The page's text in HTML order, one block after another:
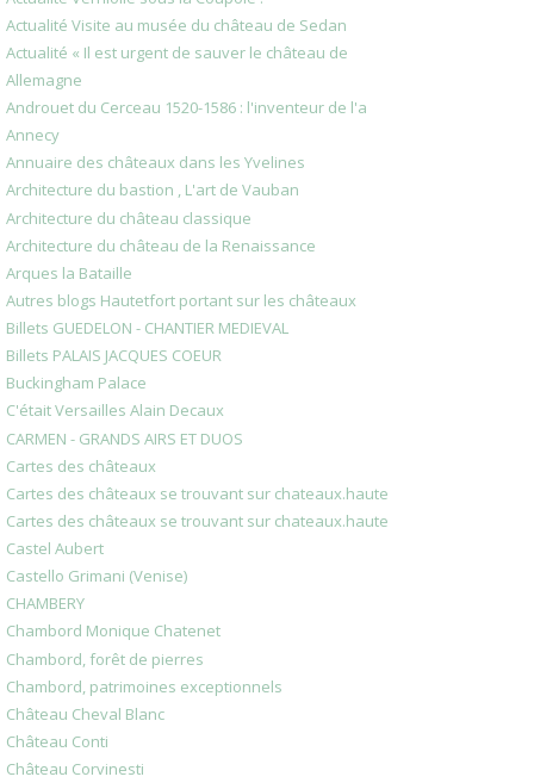
Actualité Visite au musée du château de Sedan
Actualité « Il est urgent de sauver le château de
Allemagne
Androuet du Cerceau 1520-1586 : l'inventeur de l'a
Annecy
Annuaire des châteaux dans les Yvelines
Architecture du bastion , L'art de Vauban
Architecture du château classique
Architecture du château de la Renaissance
Arques la Bataille
Autres blogs Hautetfort portant sur les châteaux
Billets GUEDELON - CHANTIER MEDIEVAL
Billets PALAIS JACQUES COEUR
Buckingham Palace
C'était Versailles Alain Decaux
CARMEN - GRANDS AIRS ET DUOS
Cartes des châteaux
Cartes des châteaux se trouvant sur chateaux.haute
Cartes des châteaux se trouvant sur chateaux.haute
Castel Aubert
Castello Grimani (Venise)
CHAMBERY
Chambord Monique Chatenet
Chambord, forêt de pierres
Chambord, patrimoines exceptionnels
Château Cheval Blanc
Château Conti
Château Corvinesti